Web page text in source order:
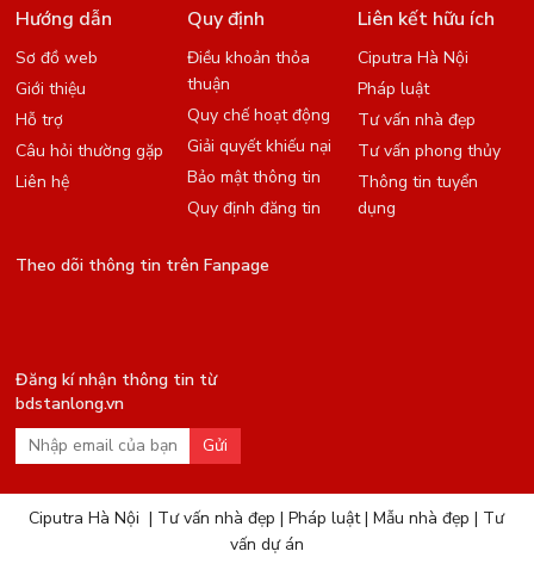
Hướng dẫn
Sơ đồ web
Giới thiệu
Hỗ trợ
Câu hỏi thường gặp
Liên hệ
Quy định
Điều khoản thỏa
thuận
Quy chế hoạt động
Giải quyết khiếu nại
Bảo mật thông tin
Quy định đăng tin
Liên kết hữu ích
Ciputra Hà Nội
Pháp luật
Tư vấn nhà đẹp
Tư vấn phong thủy
Thông tin tuyển
dụng
Theo dõi thông tin trên Fanpage
Đăng kí nhận thông tin từ
bdstanlong.vn
Gửi
Ciputra Hà Nội | Tư vấn nhà đẹp |Pháp luật|Mẫu nhà đẹp | Tư
vấn dự án